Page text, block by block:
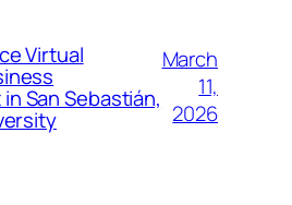
Virtual
San Sebastián,
March
11,
2026